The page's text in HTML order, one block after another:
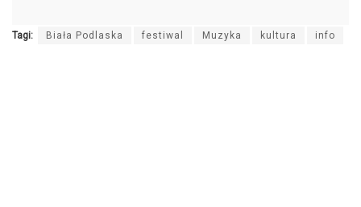
Tagi: Biała Podlaska festiwal Muzyka kultura info